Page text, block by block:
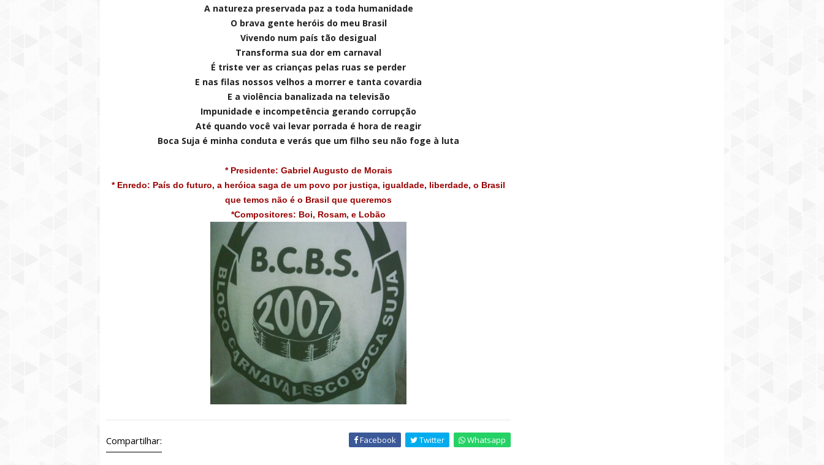
A natureza preservada paz a toda humanidade
O brava gente heróis do meu Brasil
Vivendo num país tão desigual
Transforma sua dor em carnaval
É triste ver as crianças pelas ruas se perder
E nas filas nossos velhos a morrer e tanta covardia
E a violência banalizada na televisão
Impunidade e incompetência gerando corrupção
Até quando você vai levar porrada é hora de reagir
Boca Suja é minha conduta e verás que um filho seu não foge à luta
* Presidente: Gabriel Augusto de Morais
* Enredo: País do futuro, a heróica saga de um povo por justiça, igualdade, liberdade, o Brasil
que temos não é o Brasil que queremos
*Compositores: Boi, Rosam, e Lobão
Compartilhar: Facebook Twitter Whatsapp